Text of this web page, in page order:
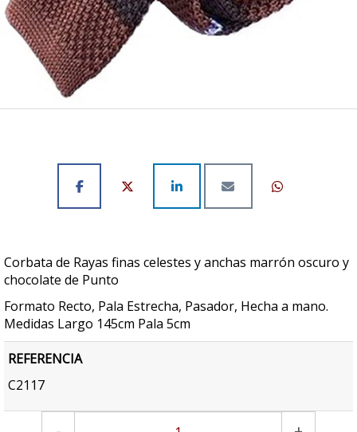
Corbata de Rayas finas celestes y anchas marrón oscuro y
chocolate de Punto
Formato Recto, Pala Estrecha, Pasador, Hecha a mano.
Medidas Largo 145cm Pala 5cm
REFERENCIA
C2117